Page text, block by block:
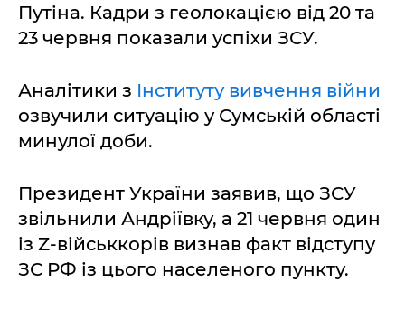
Путіна. Кадри з геолокацією від 20 та
23 червня показали успіхи ЗСУ.
Аналітики з Інституту вивчення війни
озвучили ситуацію у Сумській області
минулої доби.
Президент України заявив, що ЗСУ
звільнили Андріївку, а 21 червня один
із Z-військкорів визнав факт відступу
ЗС РФ із цього населеного пункту.